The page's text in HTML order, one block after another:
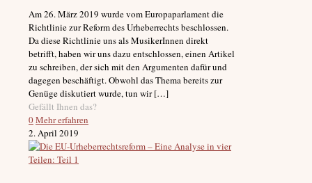
Am 26. März 2019 wurde vom Europaparlament die
Richtlinie zur Reform des Urheberrechts beschlossen.
Da diese Richtlinie uns als MusikerInnen direkt
betrifft, haben wir uns dazu entschlossen, einen Artikel
zu schreiben, der sich mit den Argumenten dafür und
dagegen beschäftigt. Obwohl das Thema bereits zur
Genüge diskutiert wurde, tun wir[…]
Gefällt Ihnen das?
0Mehr erfahren
2. April 2019